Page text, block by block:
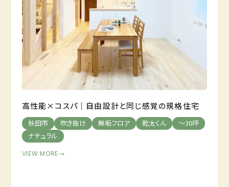
高性能×コスパ｜自由設計と同じ感覚の規格住宅
秋田市 吹き抜け 無垢フロア 乾太くん
～30坪
ナチュラル
VIEW MORE→